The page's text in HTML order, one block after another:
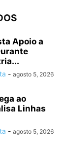
Apoio a
- agosto 5, 2026
ao
Linhas
- agosto 5, 2026